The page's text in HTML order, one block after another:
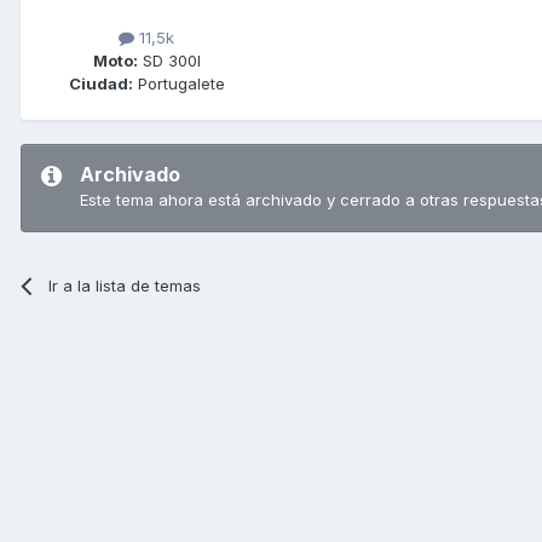
11,5k
Moto: SD 300I
Ciudad: Portugalete
Archivado
Este tema ahora está archivado y cerrado a otras
Ir a la lista de temas